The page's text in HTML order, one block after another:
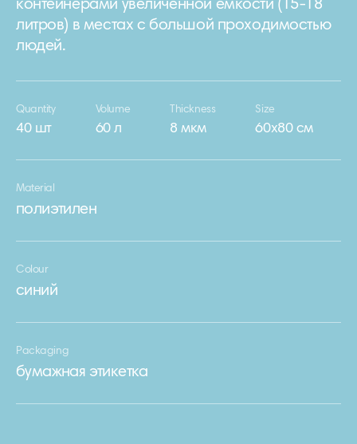
контейнерами увеличенной емкости (15-18
литров) в местах с большой проходимостью
людей.
Quantity
40 шт
Volume
60 л
Thickness
8 мкм
Size
60х80 см
Material
полиэтилен
Colour
синий
Packaging
бумажная этикетка